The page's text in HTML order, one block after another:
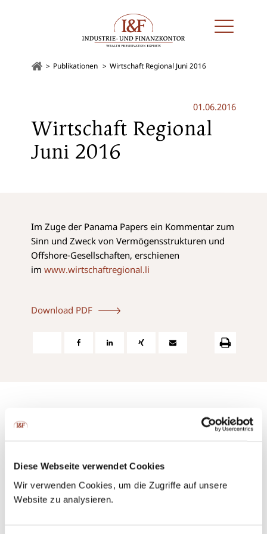
Diese Webseite verwendet Cookies
Wir verwenden Cookies, um die Zugriffe auf unsere
Website zu analysieren.
Publikationen Wirtschaft Regional Juni 2016
01.06.2016
Wirtschaft Regional
Juni 2016
Im Zuge der Panama Papers ein Kommentar zum
Sinn und Zweck von Vermögensstrukturen und
Offshore-Gesellschaften, erschienen
imwww.wirtschaftregional.li
Download PDF
per Telefon oder direkt per E-Mail.
+423 237 58 58